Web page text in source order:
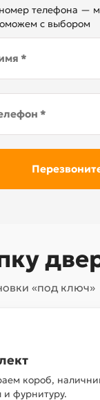
телефона —
с выбором
«под ключ»
короб,
фурнитуру.